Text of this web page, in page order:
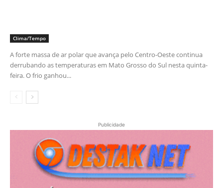
Clima/Tempo
A forte massa de ar polar que avança pelo Centro-Oeste continua
derrubando as temperaturas em Mato Grosso do Sul nesta quinta-
feira. O frio ganhou...
Publicidade